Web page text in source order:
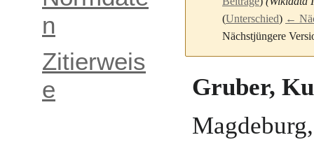
n
Zitierweis
e
Beiträge) (Wikidata
(Unterschied) ←
Nächstjüngere
Gruber,
Magdeburg